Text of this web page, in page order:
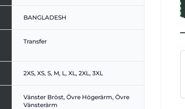
BANGLADESH
Transfer
2XS, XS, S, M, L, XL, 2XL, 3XL
Vänster Bröst, Övre Högerärm, Övre
Vänsterärm